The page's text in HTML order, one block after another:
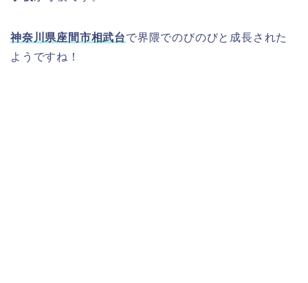
神奈川県座間市相武台で界隈でのびのびと成長された
ようですね！